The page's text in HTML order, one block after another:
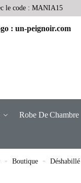
le code : MANIA15
Robe De Chambre
» Boutique » Déshabillé